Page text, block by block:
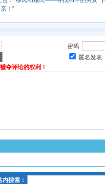
！”
密码:
匿名发表
夺评论的权利！
内搜索：